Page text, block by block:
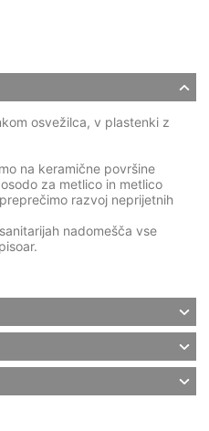
osvežilca, v plastenki z
na keramične površine
za metlico in metlico
razvoj neprijetnih
nadomešča vse